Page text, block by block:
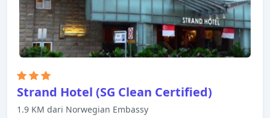
Strand Hotel (SG Clean Certified)
1.9 KM dari Norwegian Embassy